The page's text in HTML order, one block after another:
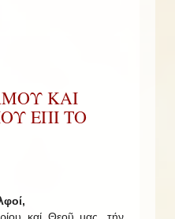
ΚΑI
EΠI ΤΟ